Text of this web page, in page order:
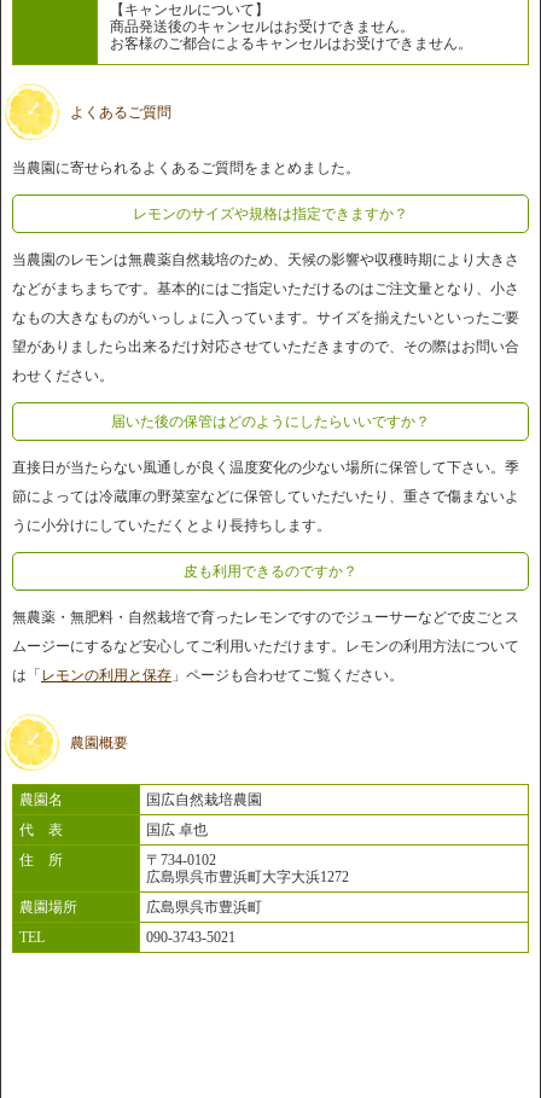
【キャンセルについて】
商品発送後のキャンセルはお受けできません。
お客様のご都合によるキャンセルはお受けできません。
よくあるご質問
当農園に寄せられるよくあるご質問をまとめました。
レモンのサイズや規格は指定できますか？
当農園のレモンは無農薬自然栽培のため、天候の影響や収穫時期により大きさ
などがまちまちです。基本的にはご指定いただけるのはご注文量となり、小さ
なもの大きなものがいっしょに入っています。サイズを揃えたいといったご要
望がありましたら出来るだけ対応させていただきますので、その際はお問い合
わせください。
届いた後の保管はどのようにしたらいいですか？
直接日が当たらない風通しが良く温度変化の少ない場所に保管して下さい。季
節によっては冷蔵庫の野菜室などに保管していただいたり、重さで傷まないよ
うに小分けにしていただくとより長持ちします。
皮も利用できるのですか？
無農薬・無肥料・自然栽培で育ったレモンですのでジューサーなどで皮ごとス
ムージーにするなど安心してご利用いただけます。レモンの利用方法について
は「 レモンの利用と保存 」ページも合わせてご覧ください。
農園概要
農園名
国広自然栽培農園
代 表
国広 卓也
住 所
〒734-0102
広島県呉市豊浜町大字大浜1272
農園場所
広島県呉市豊浜町
TEL
090-3743-5021